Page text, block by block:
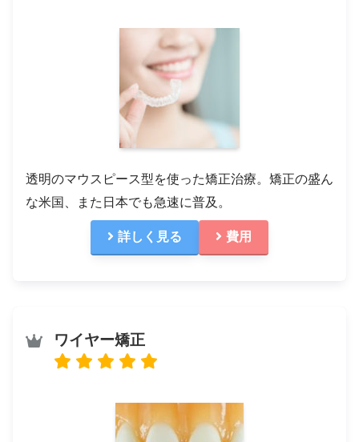
透明のマウスピース型を使った矯正治療。矯正の盛ん
な米国、また日本でも急速に普及。
詳しく見る 費用
ワイヤー矯正